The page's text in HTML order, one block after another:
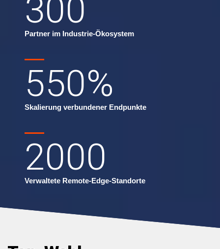
300
Partner im Industrie-Ökosystem
550%
Skalierung verbundener Endpunkte
2000
Verwaltete Remote-Edge-Standorte